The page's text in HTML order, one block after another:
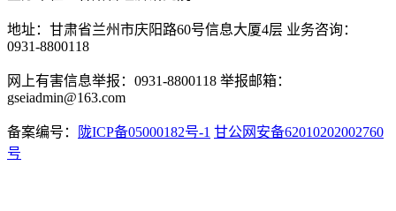
地址：甘肃省兰州市庆阳路60号信息大厦4层 业务咨询：
0931-8800118
网上有害信息举报：0931-8800118 举报邮箱：
gseiadmin@163.com
备案编号： 陇ICP备05000182号-1 甘公网安备62010202002760
号